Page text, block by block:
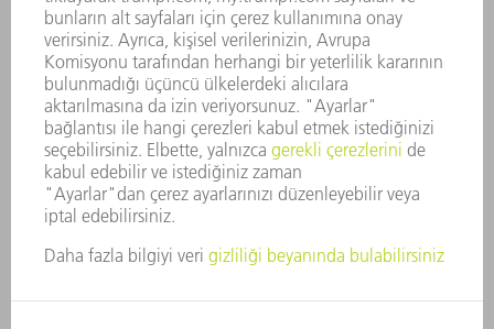
GÜVENLIK
BASIN BÜLTENLERI
DERGILER
SÜRDÜRÜLEBILIRLIK
ÇEVRE VE IKLIM
SOSYAL VE TOPLUMSAL KONULAR
ŞIRKET YÖNETIMI